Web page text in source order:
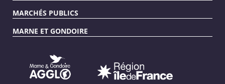
MARCHÉS PUBLICS
MARNE ET GONDOIRE